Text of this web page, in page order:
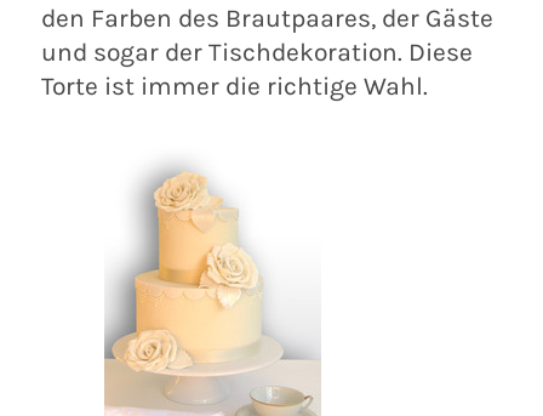
den Farben des Brautpaares, der Gäste
und sogar der Tischdekoration. Diese
Torte ist immer die richtige Wahl.